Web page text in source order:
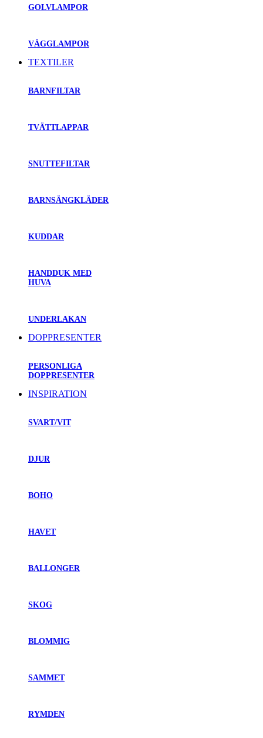
GOLVLAMPOR
VÄGGLAMPOR
TEXTILER
BARNFILTAR
TVÄTTLAPPAR
SNUTTEFILTAR
BARNSÄNGKLÄDER
KUDDAR
HANDDUK MED
HUVA
UNDERLAKAN
DOPPRESENTER
PERSONLIGA
DOPPRESENTER
INSPIRATION
SVART/VIT
DJUR
BOHO
HAVET
BALLONGER
SKOG
BLOMMIG
SAMMET
RYMDEN